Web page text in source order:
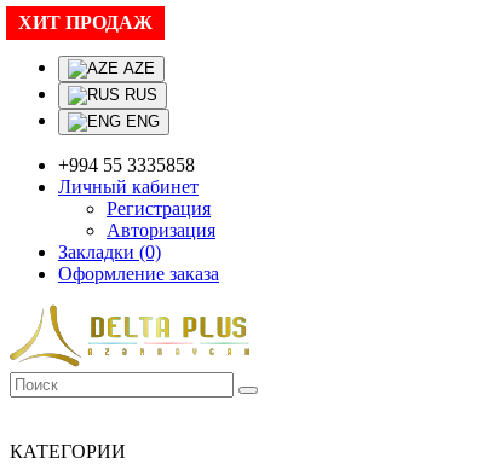
Язык
AZE
RUS
ENG
+994 55 3335858
Личный кабинет
Регистрация
Авторизация
Закладки (0)
Оформление заказа
КАТЕГОРИИ
ХИТ ПРОДАЖ